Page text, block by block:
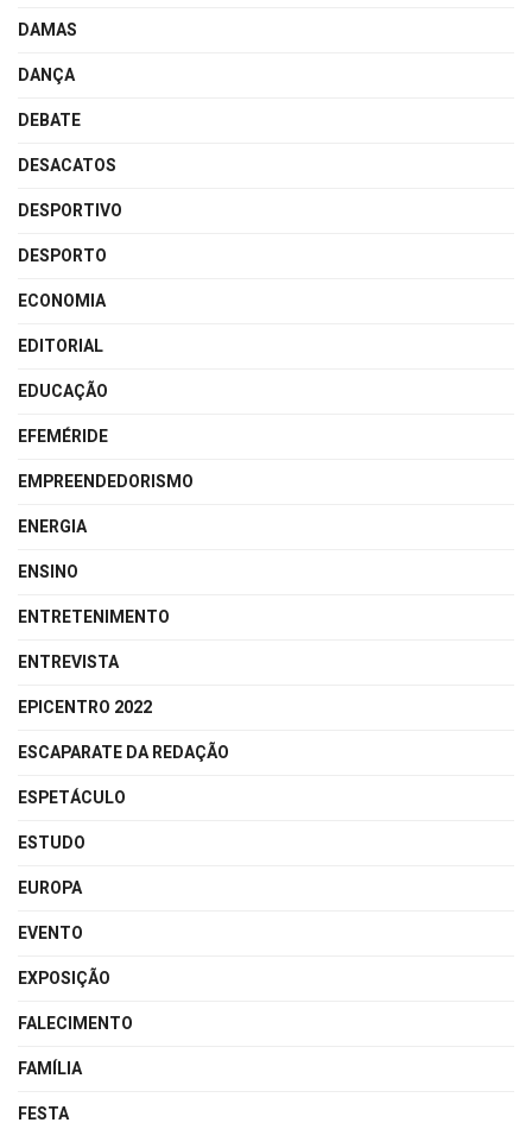
DAMAS
DANÇA
DEBATE
DESACATOS
DESPORTIVO
DESPORTO
ECONOMIA
EDITORIAL
EDUCAÇÃO
EFEMÉRIDE
EMPREENDEDORISMO
ENERGIA
ENSINO
ENTRETENIMENTO
ENTREVISTA
EPICENTRO 2022
ESCAPARATE DA REDAÇÃO
ESPETÁCULO
ESTUDO
EUROPA
EVENTO
EXPOSIÇÃO
FALECIMENTO
FAMÍLIA
FESTA